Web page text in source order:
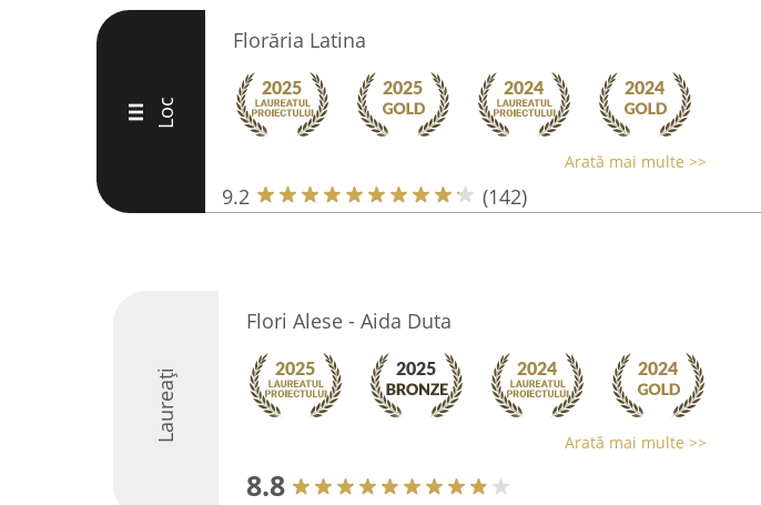
III Loc
Florăria Latina
Arată mai multe >>
9.2 (142)
Laureați
Flori Alese - Aida Duta
Arată mai multe >>
8.8